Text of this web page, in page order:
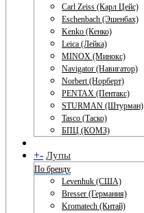
Carl Zeiss (Карл Цейс)
Eschenbach (Эшенбах)
Kenko (Кенко)
Leica (Лейка)
MINOX (Минокс)
Navigator (Навигатор)
Norbert (Норберт)
PENTAX (Пентакс)
STURMAN (Штурман)
Tasco (Таско)
БПЦ (КОМЗ)
+- Лупы
По бренду
Levenhuk (США)
Bresser (Германия)
Kromatech (Китай)